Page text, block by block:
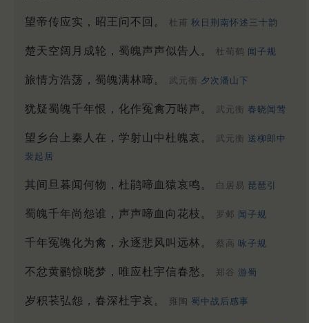
望帝传应实，昭王问不回。 杜甫 秋日荆南怀述三十韵
楚天空阔月成轮，蜀魄声声似告人。 杜荀鹤 闻子规
旅情方浩荡，蜀魄满林啼。 武元衡 夕次潘山下
犹疑蜀魄千年恨，化作冤禽万啭声。 武元衡 春晓闻莺
望乡台上秦人在，学射山中杜魄哀。 武元衡 送柳郎中
裴起居
其间旦暮闻何物，杜鹃啼血猿哀鸣。 白居易 琵琶引
蜀魄千年尚怨谁，声声啼血向花枝。 罗邺 闻子规
千年冤魄化为禽，永逐悲风叫远林。 蔡高 咏子规
不忿黄鹂惊晓梦，唯应杜宇信春愁。 郑谷 游蜀
岁积苌弘怨，春深杜宇哀。 雍陶 蜀中战后感事